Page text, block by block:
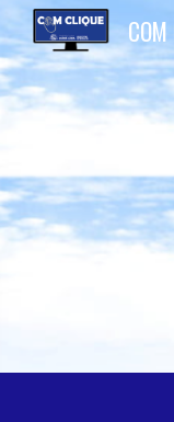
COM